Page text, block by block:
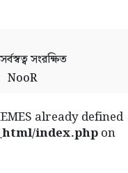
সর্বস্বত্ব সংরক্ষিত
NooR
already defined
index.phpon